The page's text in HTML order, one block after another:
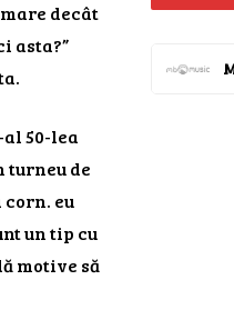
decât
asta?”
50-lea
turneu de
corn. eu
un tip cu
motive să